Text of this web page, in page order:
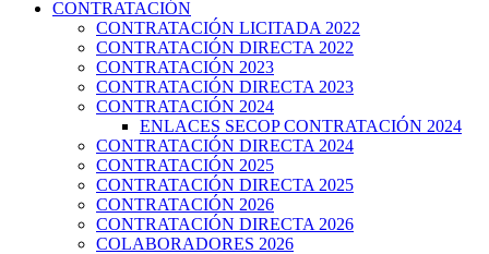
CONTRATACIÓN
CONTRATACIÓN LICITADA 2022
CONTRATACIÓN DIRECTA 2022
CONTRATACIÓN 2023
CONTRATACIÓN DIRECTA 2023
CONTRATACIÓN 2024
ENLACES SECOP CONTRATACIÓN 2024
CONTRATACIÓN DIRECTA 2024
CONTRATACIÓN 2025
CONTRATACIÓN DIRECTA 2025
CONTRATACIÓN 2026
CONTRATACIÓN DIRECTA 2026
COLABORADORES 2026